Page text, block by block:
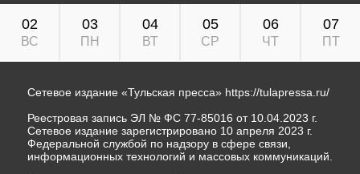
02
ВС
03
ПН
04
ВТ
05
СР
06
ЧТ
07
ПТ
Сетевое издание «Тульская пресса» https://tulapressa.ru/
Реестровая запись ЭЛ № ФС 77-85016 от 10.04.2023 г.
Сетевое издание зарегистрировано 10 апреля 2023 г.
Федеральной службой по надзору в сфере связи,
информационных технологий и массовых коммуникаций.